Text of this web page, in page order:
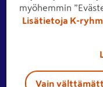
Tutustu eri
Jätä meille
Hae
myöhemmin
Lisätietoja K-
Vain